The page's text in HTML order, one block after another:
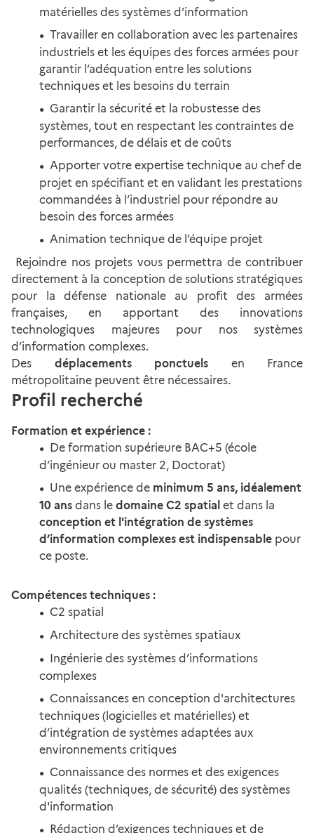
matérielles des systèmes d’information
Travailler en collaboration avec les partenaires
industriels et les équipes des forces armées pour
garantir l’adéquation entre les solutions
techniques et les besoins du terrain
Garantir la sécurité et la robustesse des
systèmes, tout en respectant les contraintes de
performances, de délais et de coûts
Apporter votre expertise technique au chef de
projet en spécifiant et en validant les prestations
commandées à l’industriel pour répondre au
besoin des forces armées
Animation technique de l’équipe projet
Rejoindre nos projets vous permettra de contribuer
directement à la conception de solutions stratégiques
pour la défense nationale au profit des armées
françaises, en apportant des innovations
technologiques majeures pour nos systèmes
d’information complexes.
Des déplacements ponctuels en France
métropolitaine peuvent être nécessaires.
Profil recherché
Formation et expérience :
De formation supérieure BAC+5 (école
d’ingénieur ou master 2, Doctorat)
Une expérience de minimum 5 ans, idéalement
10 ans dans le domaine C2 spatial et dans la
conception et l'intégration de systèmes
d’information complexes est indispensable pour
ce poste.
Compétences techniques :
C2 spatial
Architecture des systèmes spatiaux
Ingénierie des systèmes d’informations
complexes
Connaissances en conception d'architectures
techniques (logicielles et matérielles) et
d’intégration de systèmes adaptées aux
environnements critiques
Connaissance des normes et des exigences
qualités (techniques, de sécurité) des systèmes
d'information
Rédaction d’exigences techniques et de